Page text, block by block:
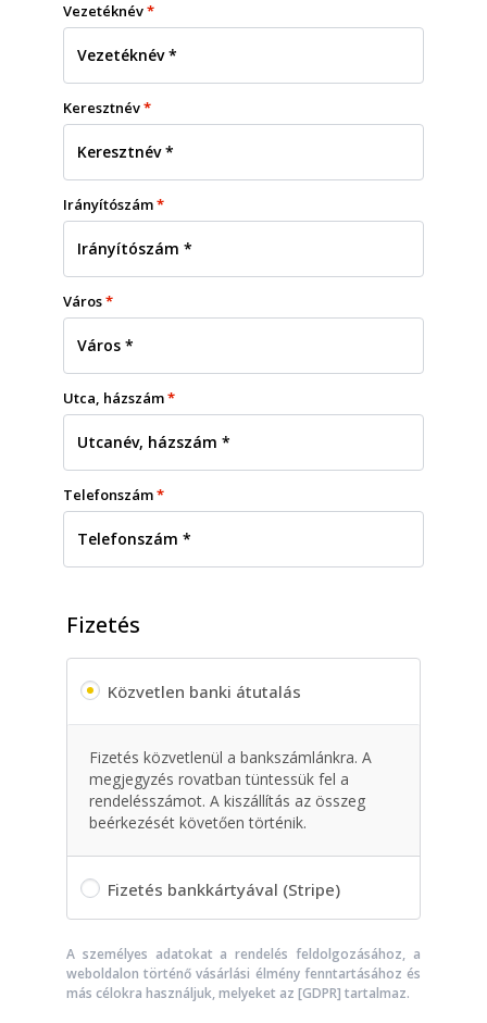
Vezetéknév*
Keresztnév*
Irányítószám*
Város*
Utca, házszám*
Telefonszám*
Fizetés
Közvetlen banki átutalás
Fizetés közvetlenül a bankszámlánkra. A
megjegyzés rovatban tüntessük fel a
rendelésszámot. A kiszállítás az összeg
beérkezését követően történik.
Fizetés bankkártyával (Stripe)
A személyes adatokat a rendelés feldolgozásához, a
weboldalon történő vásárlási élmény fenntartásához és
más célokra használjuk, melyeket az [GDPR] tartalmaz.